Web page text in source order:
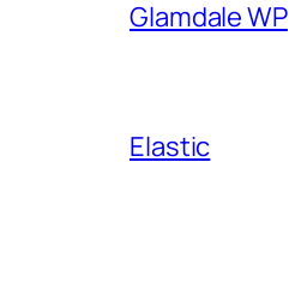
Glamdale WP
Elastic